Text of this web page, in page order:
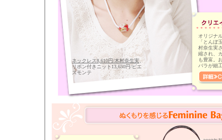
ネックレス8,610円/木村奈生実、
リボン付きニット13,650円/ピエ
スモンテ
オリジナ
「とんぼ
村奈生実
縮され、
も豊富。
バラが細